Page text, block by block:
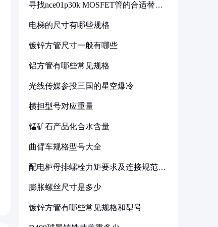
寻找nce01p30k MOSFET管的合适替代
电梯的尺寸有哪些规格
镀锌方管尺寸一般有哪些
铝方管有哪些常见规格
光线传媒参投三国的星空爆冷
横担型号对应重量
锰矿石产品化合水含量
曲臂车规格型号大全
配电柜母排螺栓力矩要求及连接规范详
膨胀螺丝尺寸是多少
镀锌方管有哪些常见规格和型号